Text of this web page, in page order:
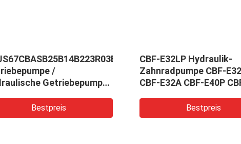
/
Getriebepumpe
Komatsu-Teile
OEM-Service
Bestpreis
CBF-E32LP Hydraulik-
Zahnradpumpe CBF-
CBF-E32A CBF-E40P
Zahnradpumpe
Aluminiumlegierung
Bestpreis